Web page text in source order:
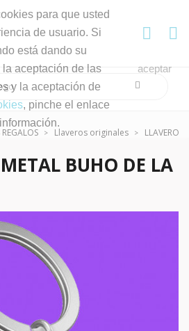
para que usted
de usuario. Si
está dando su
aceptación de las
y la aceptación de
, pinche el enlace
aceptar
Llaveros originales LLAVERO
BUHO DE LA